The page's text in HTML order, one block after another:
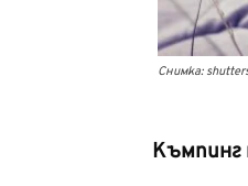
Снимка:
Къмпинг